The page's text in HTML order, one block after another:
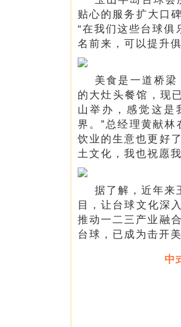
贴心的服务扩大口
“在我们这些台球俱
名前来，可以提升
美食是一道桥
的大灶头餐馆，现
山举办，感觉这是
界。”总经理黄献
饮业的生意也更好
土文化，我也祝愿
据了解，近年来
目，让台球文化深
推动一二三产业融
台球，已成为击开
中